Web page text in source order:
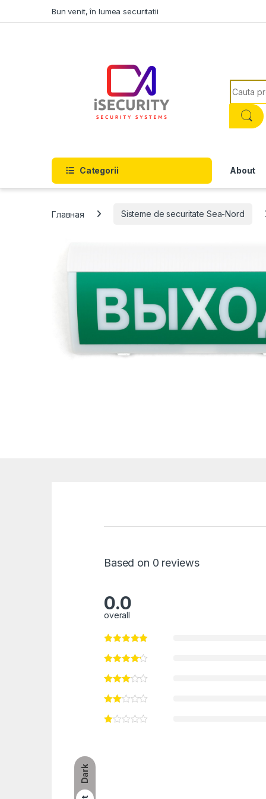
Dark
Bun venit, în lumea securitatii
Search
Categorii About
Главная Sisteme de securitate Sea-Nord
Based on 0 reviews
0.0
overall